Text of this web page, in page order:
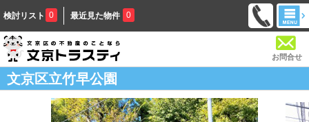
検討リスト 0 最近見た物件 0
お問合せ
文京区立竹早公園